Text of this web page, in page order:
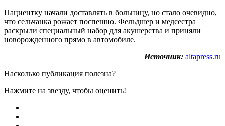
Пациентку начали доставлять в больницу, но стало очевидно,
что сельчанка рожает поспешно. Фельдшер и медсестра
раскрыли специальный набор для акушерства и приняли
новорожденного прямо в автомобиле.
Источник: altapress.ru
Насколько публикация полезна?
Нажмите на звезду, чтобы оценить!